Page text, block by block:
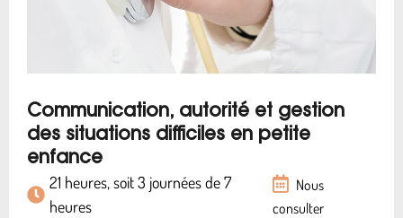
Communication, autorité et gestion
des situations difficiles en petite
enfance
21 heures, soit 3 journées de 7
heures
Nous
consulter